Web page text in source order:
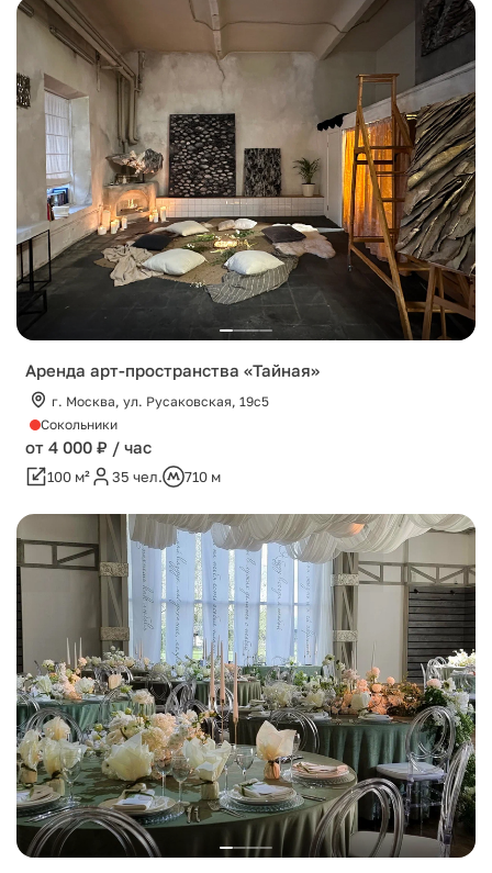
Аренда арт-пространства «Тайная»
г. Москва, ул. Русаковская, 19с5
Сокольники
от 4 000 ₽ / час
100 м² 35 чел. 710 м